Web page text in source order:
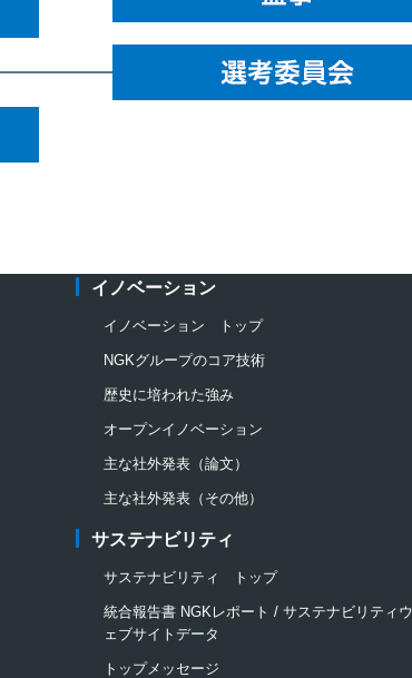
イノベーション
イノベーション トップ
NGKグループのコア技術
歴史に培われた強み
オープンイノベーション
主な社外発表（論文）
主な社外発表（その他）
サステナビリティ
サステナビリティ トップ
統合報告書 NGKレポート / サステナビリティウ
ェブサイトデータ
トップメッセージ